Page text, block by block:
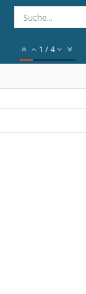
1 / 4